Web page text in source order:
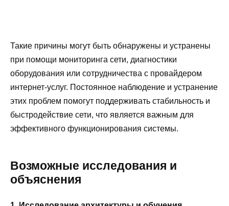
Такие причины могут быть обнаружены и устранены
при помощи мониторинга сети, диагностики
оборудования или сотрудничества с провайдером
интернет-услуг. Постоянное наблюдение и устранение
этих проблем помогут поддерживать стабильность и
быстродействие сети, что является важным для
эффективного функционирования системы.
Возможные исследования и
объяснения